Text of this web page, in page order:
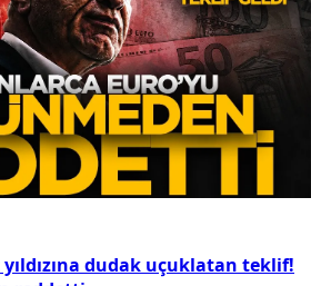
dudak uçuklatan teklif!